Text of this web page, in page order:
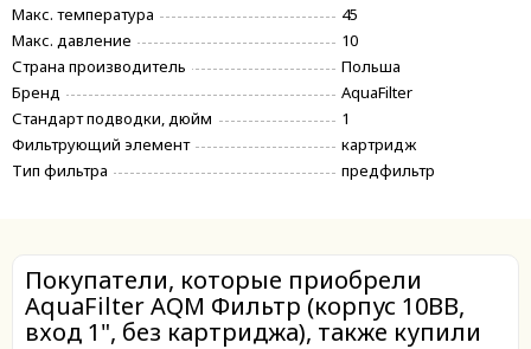
Макс. температура
45
Макс. давление
10
Страна производитель
Польша
Бренд
AquaFilter
Стандарт подводки, дюйм
1
Фильтрующий элемент
картридж
Тип фильтра
предфильтр
Покупатели, которые приобрели
AquaFilter AQM Фильтр (корпус 10ВВ,
вход 1", без картриджа), также купили